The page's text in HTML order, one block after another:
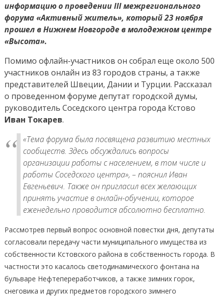
фонтан,
детям
–
информацию о проведении III межрегионального
форума «Активный житель», который 23 ноября
прошел в Нижнем Новгороде в молодежном центре
«Высота».
Помимо офлайн-участников он собрал еще около 500
участников онлайн из 83 городов страны, а также
представителей Швеции, Дании и Турции. Рассказал
о проведенном форуме депутат городской думы,
руководитель Соседского центра города Кстово
Иван Токарев.
«Тема форума была посвящена развитию местных
сообществ. Здесь обсуждались вопросы
организации работы с населением, в том числе и
работы Соседского центра», – пояснил Иван
Евгеньевич. Также он пригласил всех желающих
принять участие в онлайн-обучении, которое
еженедельно проводится абсолютно бесплатно.
Рассмотрев первый вопрос основной повестки дня, депутаты
согласовали передачу части муниципального имущества из
собственности Кстовского района в собственность города. В
частности это касалось светодинамического фонтана на
бульваре Нефтепереработчиков, а также зимних горок,
снеговика и других предметов городского зимнего